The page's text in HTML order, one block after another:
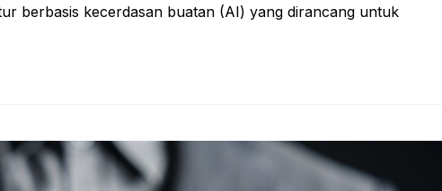
berbasis kecerdasan buatan (AI) yang dirancang untuk